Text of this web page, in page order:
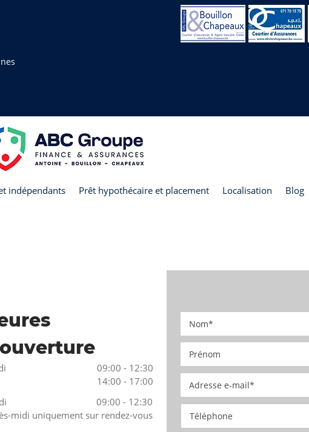
indépendants Prêt hypothécaire et placement Localisation Blog
09:00 - 12:30
14:00 - 17:00
09:00 - 12:30
midi uniquement sur rendez-vous